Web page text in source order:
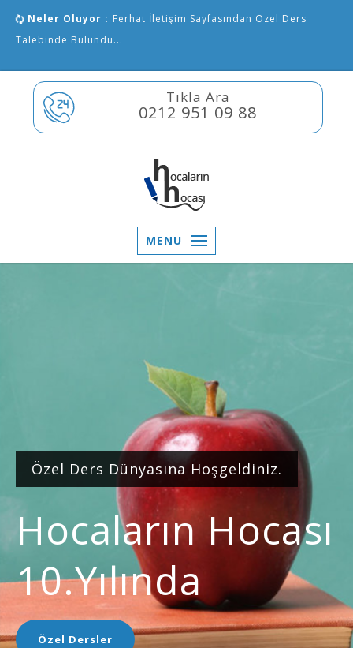
Neler Oluyor : Ferhat İletişim Sayfasından Özel Ders
Talebinde Bulundu...
Tıkla Ara
0212 951 09 88
MENU
Özel Ders Dünyasına Hoşgeldiniz.
Hocaların Hocası
10.yılında
Özel Dersler